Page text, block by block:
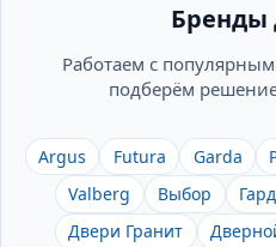
Бренды
Работаем с
подберём
Argus Futura Garda
Valberg
Выбор
Двери Гранит